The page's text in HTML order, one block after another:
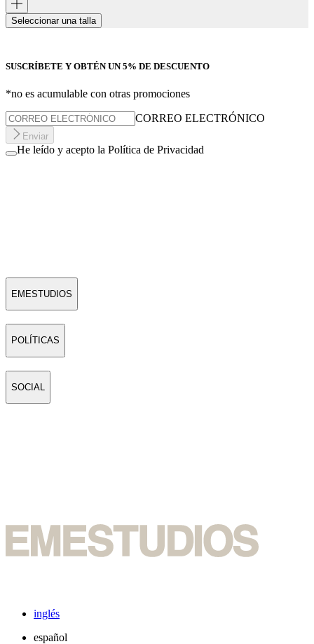
Seleccionar una talla
SUSCRÍBETE Y OBTÉN UN 5% DE DESCUENTO
*no es acumulable con otras promociones
CORREO ELECTRÓNICO
Enviar
He leído y acepto la Política de Privacidad
EMESTUDIOS
POLÍTICAS
SOCIAL
inglés
español